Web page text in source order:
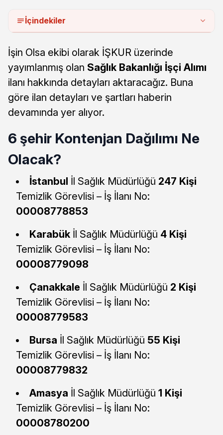
İçindekiler
İşin Olsa ekibi olarak İŞKUR üzerinde
yayımlanmış olan Sağlık Bakanlığı İşçi Alımı
ilanı hakkında detayları aktaracağız. Buna
göre ilan detayları ve şartları haberin
devamında yer alıyor.
6 şehir Kontenjan Dağılımı Ne
Olacak?
İstanbul İl Sağlık Müdürlüğü 247 Kişi
Temizlik Görevlisi – İş İlanı No:
00008778853
Karabük İl Sağlık Müdürlüğü 4 Kişi
Temizlik Görevlisi – İş İlanı No:
00008779098
Çanakkale İl Sağlık Müdürlüğü 2 Kişi
Temizlik Görevlisi – İş İlanı No:
00008779583
Bursa İl Sağlık Müdürlüğü 55 Kişi
Temizlik Görevlisi – İş İlanı No:
00008779832
Amasya İl Sağlık Müdürlüğü 1 Kişi
Temizlik Görevlisi – İş İlanı No:
00008780200